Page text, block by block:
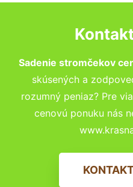
Sadenie stromčekov
skúsených a
rozumný peniaz? Pre
cenovú ponuku nás